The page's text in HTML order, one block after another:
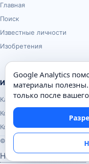
Главная
Поиск
Известные личности
Изобретения
Информация
Карта сайта
Контакты
Конфиденциальность
© Почемуха.ру, 2010–2026
Настройки аналитики
Google Analytics
материалы
только после